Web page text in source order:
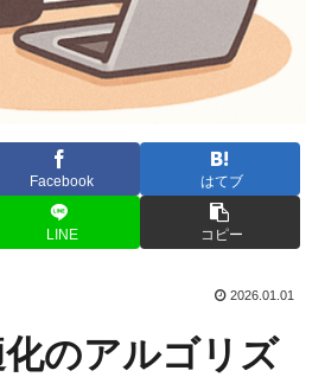
Facebook はてブ
LINE コピー
2026.01.01
のアルゴリズ